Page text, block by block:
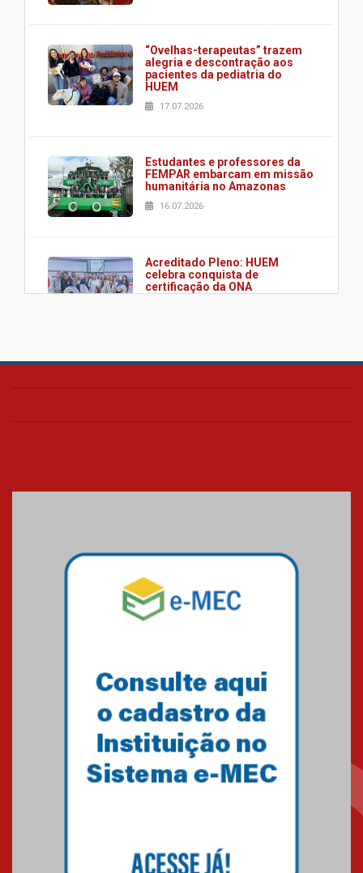
“Ovelhas-terapeutas” trazem
alegria e descontração aos
pacientes da pediatria do
HUEM
17.07.2026
Estudantes e professores da
FEMPAR embarcam em missão
humanitária no Amazonas
16.07.2026
Acreditado Pleno: HUEM
celebra conquista de
certificação da ONA
HUEM é o primeiro hospital do
UTI's inteligentes
referência mundial em
Pós-Asco: evento do HUEM
debate novidades sobre
estudos e tratamentos contra
o câncer
MackPesquisa 2026 prorroga
inscrições até 14 de agosto
15.06.2026